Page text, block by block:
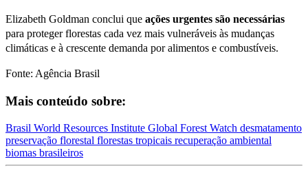
Elizabeth Goldman conclui que ações urgentes são necessárias
para proteger florestas cada vez mais vulneráveis às mudanças
climáticas e à crescente demanda por alimentos e combustíveis.
Fonte: Agência Brasil
Mais conteúdo sobre:
Brasil World Resources Institute Global Forest Watch desmatamento
preservação florestal florestas tropicais recuperação ambiental
biomas brasileiros